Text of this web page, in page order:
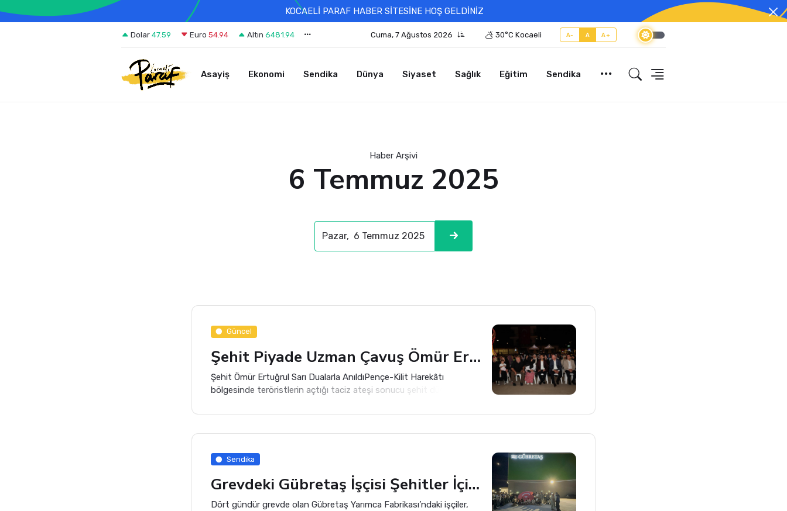
KOCAELİ PARAF HABER SİTESİNE HOŞ GELDİNİZ
Dolar 47.59 Euro 54.94 Altın 6481.94 Cuma, 7 Ağustos 2026 30°C Kocaeli A- A A+
Asayiş Ekonomi Sendika Dünya Siyaset Sağlık Eğitim Sendika
Haber Arşivi
6 Temmuz 2025
Güncel
Şehit Piyade Uzman Çavuş Ömür Ertuğrul Sarı Dualarla Anıldı
Şehit Ömür Ertuğrul Sarı Dualarla AnıldıPençe-Kilit Harekâtı
bölgesinde teröristlerin açtığı taciz ateşi sonucu şehit düşen
devriyesinde memleketi Kocaeli’nin Başiskele ilçesinde anıldı.
Sendika
Grevdeki Gübretaş İşçisi Şehitler İçin Dev Türk Bayrağı Açtı
Dört gündür grevde olan Gübretaş Yarımca Fabrikası’ndaki işçiler,